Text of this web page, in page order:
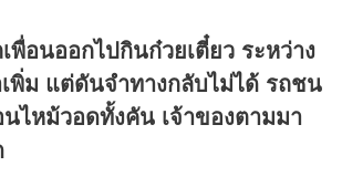
อนออกไปกินก๋วยเตี๋ยว ระหว่าง
พิ่ม แต่ดันจำทางกลับไม่ได้ รถชน
ไหม้วอดทั้งคัน เจ้าของตามมา